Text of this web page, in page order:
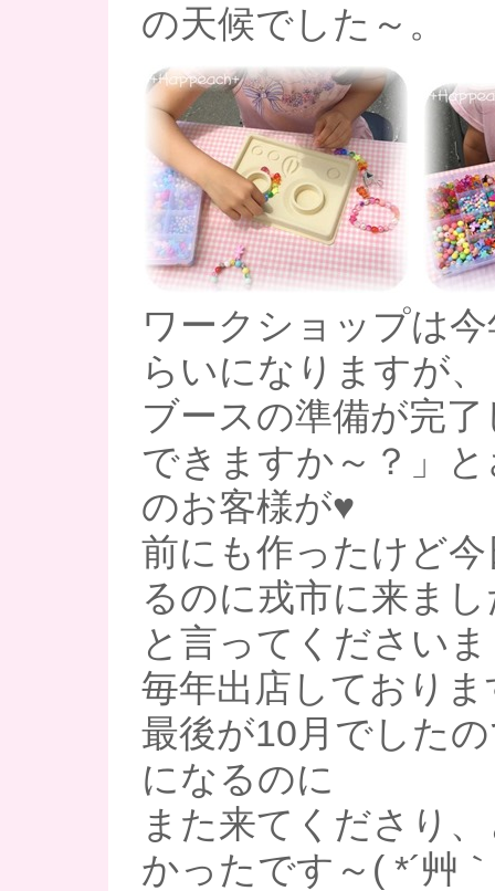
の天候でした～。
ワークショップは
らいになりますが、
ブースの準備が完
できますか～？」
のお客様が♥
前にも作ったけど
るのに戎市に来まし
と言ってください
毎年出店しており
最後が10月でした
になるのに
また来てくださり
かったです～( *´艸